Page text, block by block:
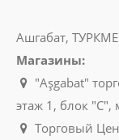
Ашгабат,
Магазины:
"Aşgabat"
этаж 1, блок
Торговый